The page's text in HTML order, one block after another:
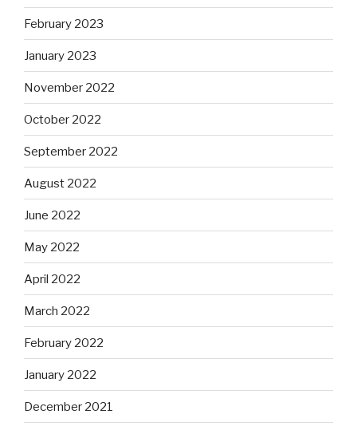
February 2023
January 2023
November 2022
October 2022
September 2022
August 2022
June 2022
May 2022
April 2022
March 2022
February 2022
January 2022
December 2021